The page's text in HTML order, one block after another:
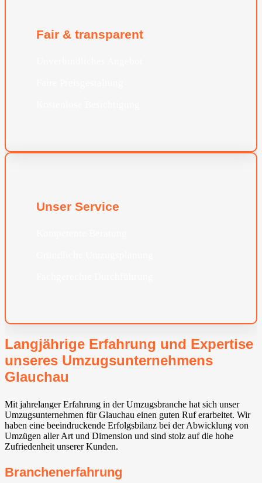
Fair & transparent
Unser Service
Langjährige Erfahrung und Expertise
unseres Umzugsunternehmens
Glauchau
Mit jahrelanger Erfahrung in der Umzugsbranche hat sich unser
Umzugsunternehmen für Glauchau einen guten Ruf erarbeitet. Wir
haben eine beeindruckende Erfolgsbilanz bei der Abwicklung von
Umzügen aller Art und Dimension und sind stolz auf die hohe
Zufriedenheit unserer Kunden.
Branchenerfahrung